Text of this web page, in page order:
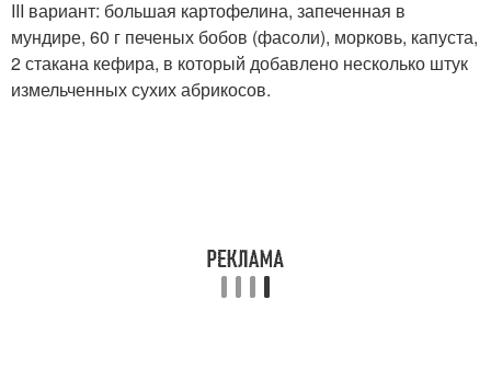
III вариант: большая картофелина, запеченная в
мундире, 60 г печеных бобов (фасоли), морковь, капуста,
2 стакана кефира, в который добавлено несколько штук
измельченных сухих абрикосов.